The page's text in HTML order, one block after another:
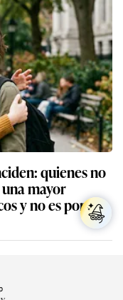
quienes no
mayor
y no es por